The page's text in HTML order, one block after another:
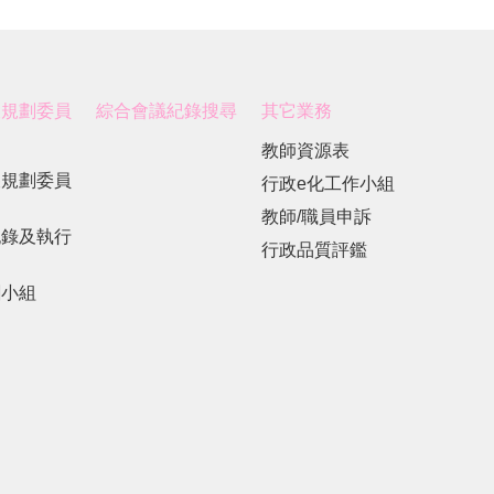
劃委員
劃委員
及執行
組
綜合會議紀錄搜尋 其它業務
教師資源表
行政e化工作小組
教師/職員申訴
行政品質評鑑